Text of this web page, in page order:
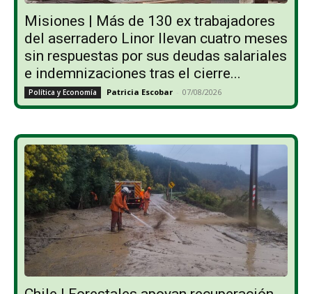
Misiones | Más de 130 ex trabajadores
del aserradero Linor llevan cuatro meses
sin respuestas por sus deudas salariales
e indemnizaciones tras el cierre...
Política y Economía Patricia Escobar - 07/08/2026